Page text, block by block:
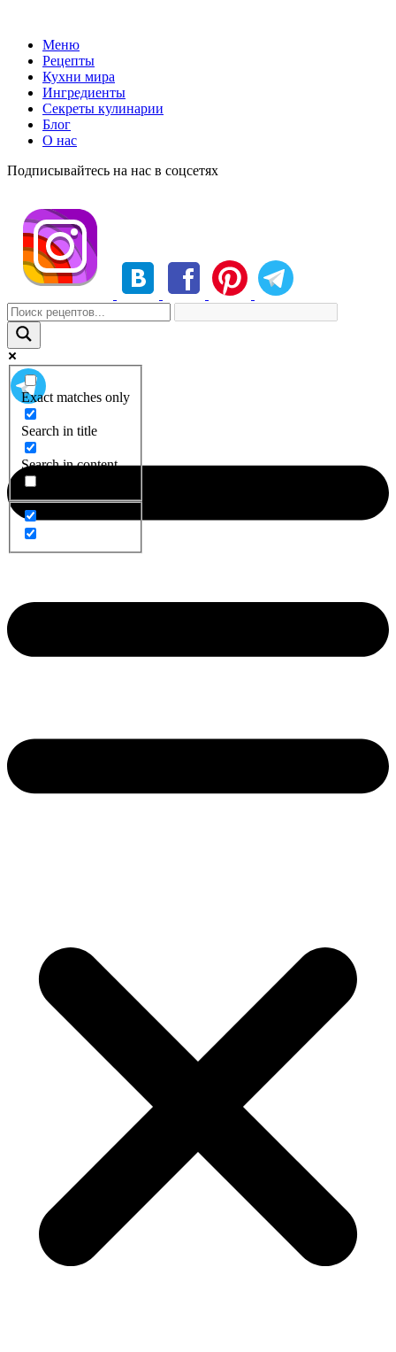
Меню
Рецепты
Кухни мира
Ингредиенты
Секреты кулинарии
Блог
О нас
Подписывайтесь на нас в соцсетях
Exact matches only
Search in title
Search in content